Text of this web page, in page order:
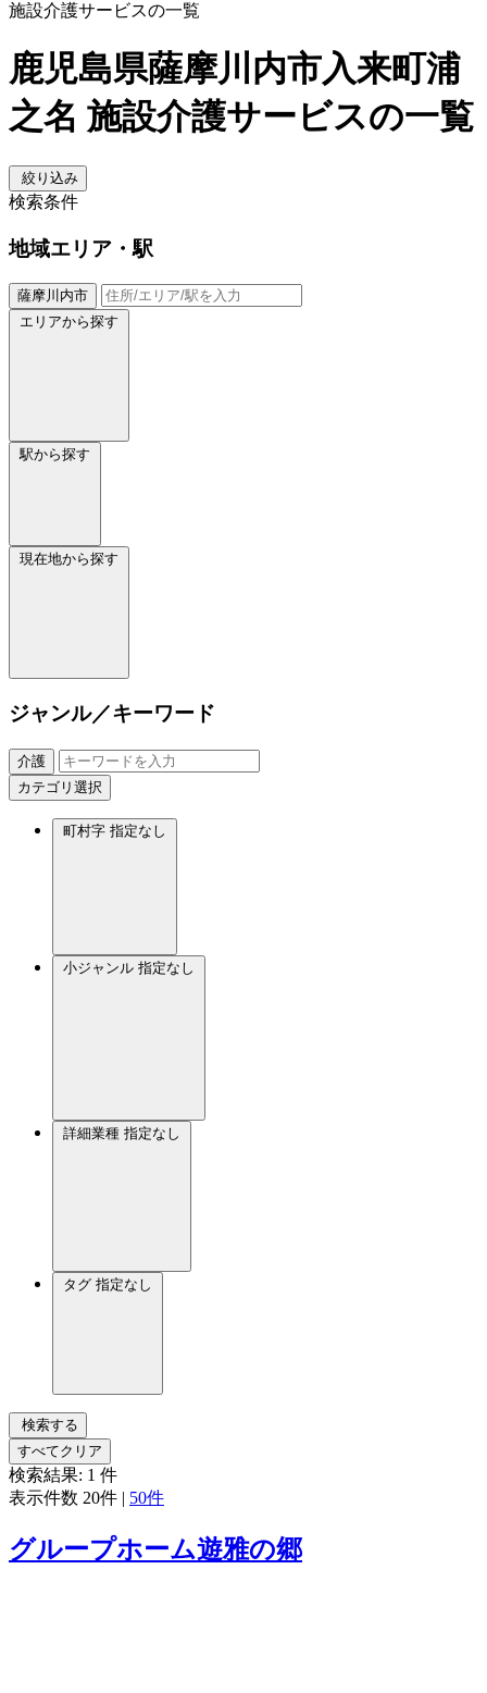
施設介護サービスの一覧
鹿児島県薩摩川内市入来町浦
之名 施設介護サービスの一覧
絞り込み
検索条件
地域エリア・駅
薩摩川内市
エリアから探す
駅から探す
現在地から探す
ジャンル／キーワード
介護
カテゴリ選択
町村字 指定なし
小ジャンル 指定なし
詳細業種 指定なし
タグ 指定なし
検索する
すべてクリア
検索結果: 1 件
表示件数 20件 | 50件
グループホーム遊雅の郷